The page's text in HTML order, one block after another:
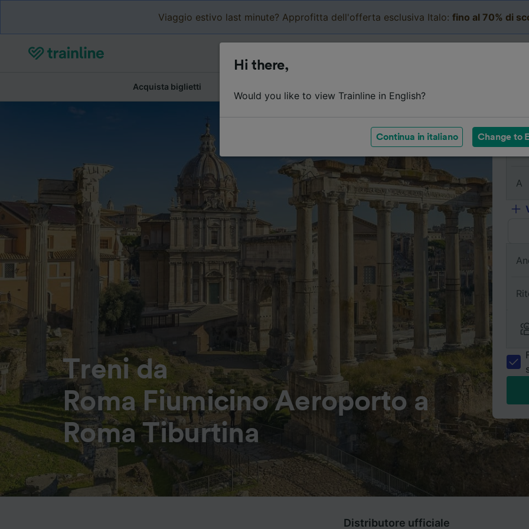
Viaggio estivo last minute? Approfitta dell'offerta esclusiva Italo: fino al 70% di
Acquista biglietti
Treni da
Roma Fiumicino Aeroporto a
Roma Tiburtina
Da
A
Distributore ufficiale
Hi there,
Would you like to view Trainline in English?
Continua in italiano Change to